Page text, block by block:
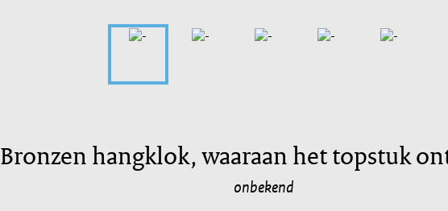
Bronzen hangklok, waaraan het topstuk
onbekend